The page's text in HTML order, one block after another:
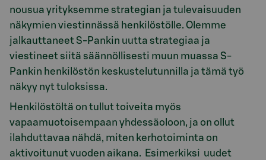
nousua yrityksemme strategian ja tulevaisuuden
näkymien viestinnässä henkilöstölle. Olemme
jalkauttaneet S-Pankin uutta strategiaa ja
viestineet siitä säännöllisesti muun muassa S-
Pankin henkilöstön keskustelutunnilla ja tämä työ
näkyy nyt tuloksissa.
Henkilöstöltä on tullut toiveita myös
vapaamuotoisempaan yhdessäoloon, ja on ollut
ilahduttavaa nähdä, miten kerhotoiminta on
aktivoitunut vuoden aikana. Esimerkiksi uudet